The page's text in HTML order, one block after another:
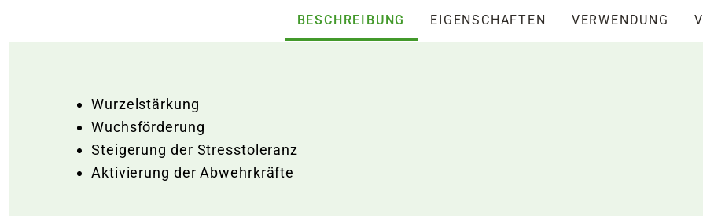
BESCHREIBUNG EIGENSCHAFTEN VERWENDUNG
Wurzelstärkung
Wuchsförderung
Steigerung der Stresstoleranz
Aktivierung der Abwehrkräfte